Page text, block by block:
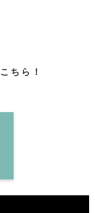
ちら！